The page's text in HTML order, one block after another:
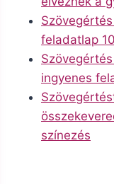
feladatlap
ingyenes
színezés